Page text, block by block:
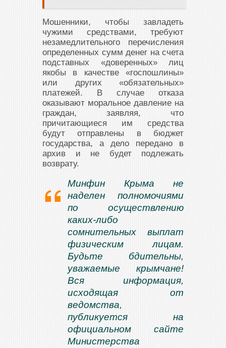
Мошенники, чтобы завладеть
чужими средствами, требуют
незамедлительного перечисления
определенных сумм денег на счета
подставных «доверенных» лиц
якобы в качестве «госпошлины»
или других «обязательных»
платежей. В случае отказа
оказывают моральное давление на
граждан, заявляя, что
причитающиеся им средства
будут отправлены в бюджет
государства, а дело передано в
архив и не будет подлежать
возврату.
Минфин Крыма не
наделен полномочиями
по осуществлению
каких-либо
сомнительных выплат
физическим лицам.
Будьте бдительны,
уважаемые крымчане!
Вся информация,
исходящая от
ведомства,
публикуется на
официальном сайте
Министерства